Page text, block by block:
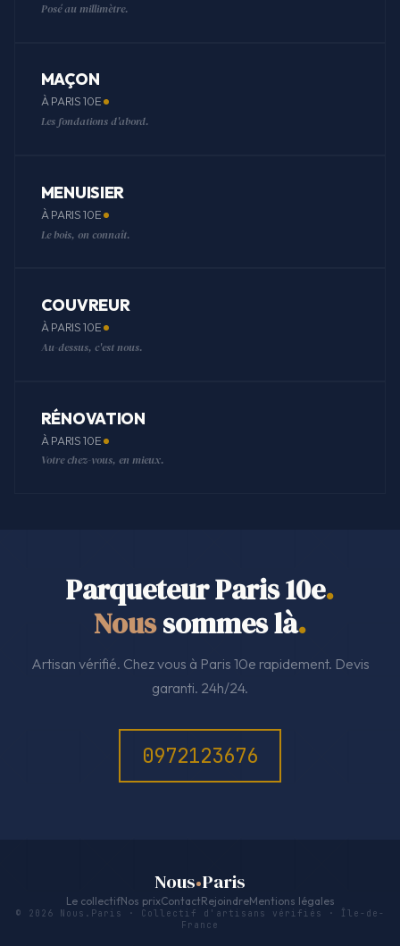
Posé au millimètre.
MAÇON
À PARIS 10E
Les fondations d'abord.
MENUISIER
À PARIS 10E
Le bois, on connaît.
COUVREUR
À PARIS 10E
Au-dessus, c'est nous.
RÉNOVATION
À PARIS 10E
Votre chez-vous, en mieux.
Parqueteur Paris 10e.
Noussommes là.
Artisan vérifié. Chez vous à Paris 10e rapidement. Devis
garanti. 24h/24.
0972123676
Nous Paris
Le collectifNos prixContactRejoindreMentions légales
© 2026 Nous.Paris · Collectif d'artisans vérifiés · Île-de-
France